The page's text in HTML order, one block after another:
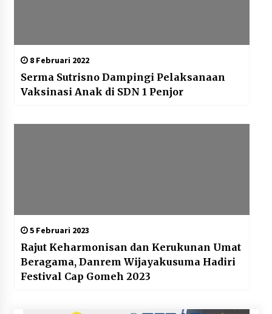
8 Februari 2022
Serma Sutrisno Dampingi Pelaksanaan
Vaksinasi Anak di SDN 1 Penjor
5 Februari 2023
Rajut Keharmonisan dan Kerukunan Umat
Beragama, Danrem Wijayakusuma Hadiri
Festival Cap Gomeh 2023